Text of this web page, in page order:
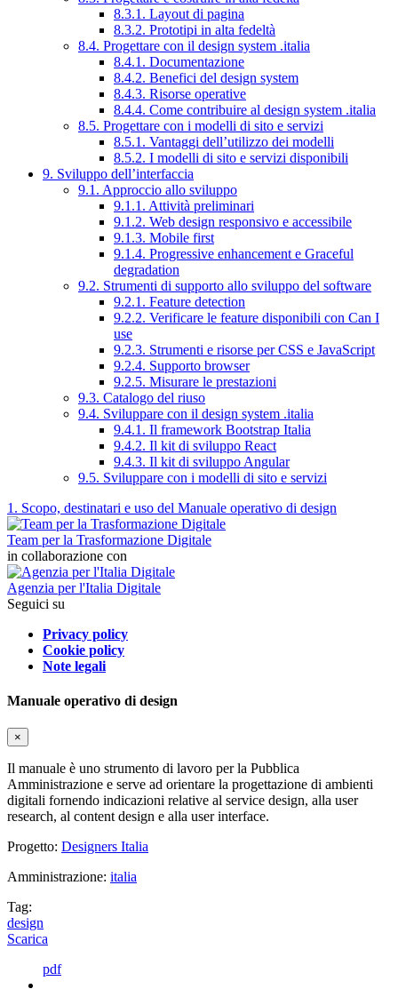
8.3.1. Layout di pagina
8.3.2. Prototipi in alta fedeltà
8.4. Progettare con il design system .italia
8.4.1. Documentazione
8.4.2. Benefici del design system
8.4.3. Risorse operative
8.4.4. Come contribuire al design system .italia
8.5. Progettare con i modelli di sito e servizi
8.5.1. Vantaggi dell’utilizzo dei modelli
8.5.2. I modelli di sito e servizi disponibili
9. Sviluppo dell’interfaccia
9.1. Approccio allo sviluppo
9.1.1. Attività preliminari
9.1.2. Web design responsivo e accessibile
9.1.3. Mobile first
9.1.4. Progressive enhancement e Graceful
degradation
9.2. Strumenti di supporto allo sviluppo del software
9.2.1. Feature detection
9.2.2. Verificare le feature disponibili con Can I
use
9.2.3. Strumenti e risorse per CSS e JavaScript
9.2.4. Supporto browser
9.2.5. Misurare le prestazioni
9.3. Catalogo del riuso
9.4. Sviluppare con il design system .italia
9.4.1. Il framework Bootstrap Italia
9.4.2. Il kit di sviluppo React
9.4.3. Il kit di sviluppo Angular
9.5. Sviluppare con i modelli di sito e servizi
1. Scopo, destinatari e uso del Manuale operativo di design
Team per la Trasformazione Digitale
in collaborazione con
Agenzia per l'Italia Digitale
Seguici su
Privacy policy
Cookie policy
Note legali
Manuale operativo di design
×
Il manuale è uno strumento di lavoro per la Pubblica
Amministrazione e serve ad orientare la progettazione di ambienti
digitali fornendo indicazioni relative al service design, alla user
research, al content design e alla user interface.
Progetto: Designers Italia
Amministrazione: italia
Tag:
design
Scarica
pdf